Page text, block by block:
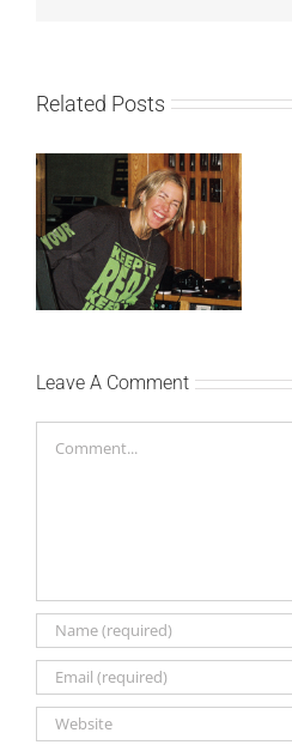
Related Posts
Ellie Goulding otkriva
nežniju stranu novim
singlom „4 Seasons“
Leave A Comment